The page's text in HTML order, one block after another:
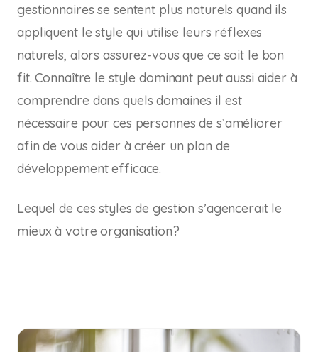
gestionnaires se sentent plus naturels quand ils
appliquent le style qui utilise leurs réflexes
naturels, alors assurez-vous que ce soit le bon
fit. Connaître le style dominant peut aussi aider à
comprendre dans quels domaines il est
nécessaire pour ces personnes de s’améliorer
afin de vous aider à créer un plan de
développement efficace.
Lequel de ces styles de gestion s’agencerait le
mieux à votre organisation?